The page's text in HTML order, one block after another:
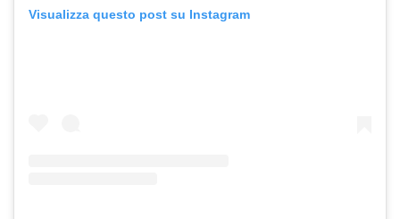
Visualizza questo post su Instagram